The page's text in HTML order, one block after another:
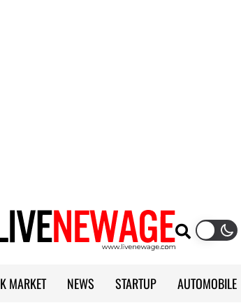
MARKET NEWS STARTUP AUTOMOBILE